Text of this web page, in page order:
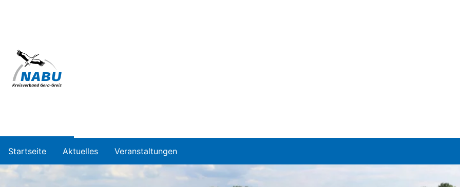
Startseite Aktuelles Veranstaltungen